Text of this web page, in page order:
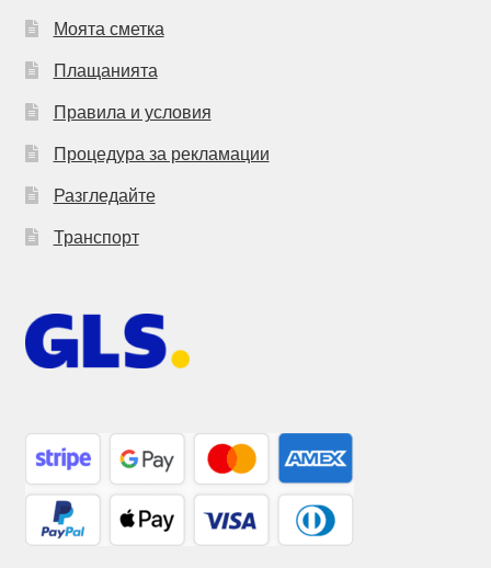
Моята сметка
Плащанията
Правила и условия
Процедура за рекламации
Разгледайте
Транспорт